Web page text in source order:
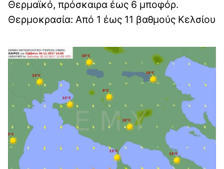
Θερμαϊκό, πρόσκαιρα έως 6 μποφόρ.
Θερμοκρασία: Από 1 έως 11 βαθμούς Κελσίου